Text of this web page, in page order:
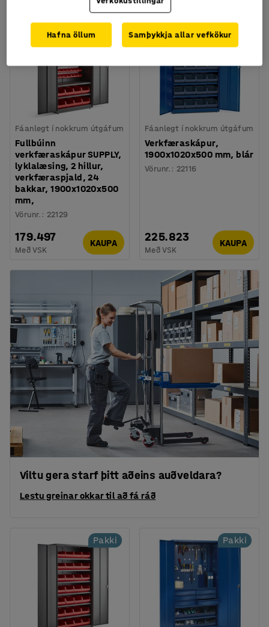
Pakki
Fáanlegt í nokkrum útgáfum
Fullbúinn
verkfæraskápur SUPPLY,
lyklalæsing, 2 hillur,
verkfæraspjald, 24
bakkar, 1900x1020x500
mm,
Vörunr. : 22129
179.497
Með VSK
KAUPA
Pakki
Fáanlegt í nokkrum útgáfum
Verkfæraskápur,
1900x1020x500 mm, blár
Vörunr. : 22116
225.823
Með VSK
KAUPA
Viltu gera starf þitt aðeins auðveldara?
Lestu greinar okkar til að fá ráð
Pakki Pakki
Hafna öllum Samþykkja allar vefkökur